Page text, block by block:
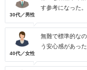
30代／男性
す参考になった。
40代／女性
無難で標準的な
う安心感があった